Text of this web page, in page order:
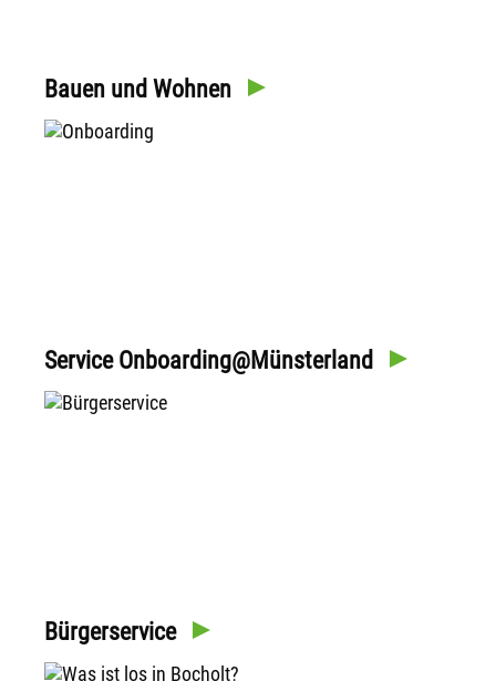
Bauen und Wohnen
Service Onboarding@Münsterland
Bürgerservice